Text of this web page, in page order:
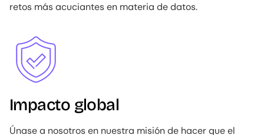
retos más acuciantes en materia de datos.
Image
Impacto global
Únase a nosotros en nuestra misión de hacer que el